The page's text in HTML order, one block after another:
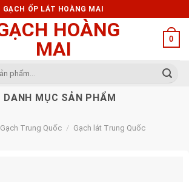
GẠCH ỐP LÁT HOÀNG MAI
0
DANH MỤC SẢN PHẨM
Gạch Trung Quốc / Gạch lát Trung Quốc